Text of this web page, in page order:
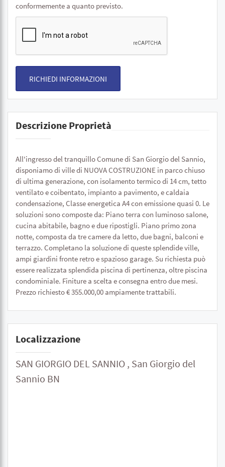
conformemente a quanto previsto.
RICHIEDI INFORMAZIONI
Descrizione Proprietà
All'ingresso del tranquillo Comune di San Giorgio del Sannio,
disponiamo di ville di NUOVA COSTRUZIONE in parco chiuso
di ultima generazione, con isolamento termico di 14 cm, tetto
ventilato e coibentato, impianto a pavimento, e caldaia
condensazione, Classe energetica A4 con emissione quasi 0. Le
soluzioni sono composte da: Piano terra con luminoso salone,
cucina abitabile, bagno e due ripostigli. Piano primo zona
notte, composta da tre camere da letto, due bagni, balconi e
terrazzo. Completano la soluzione di queste splendide ville,
ampi giardini fronte retro e spazioso garage. Su richiesta può
essere realizzata splendida piscina di pertinenza, oltre piscina
condominiale. Finiture a scelta e consegna entro due mesi.
Prezzo richiesto € 355.000,00 ampiamente trattabili.
Localizzazione
SAN GIORGIO DEL SANNIO , San Giorgio del
Sannio BN